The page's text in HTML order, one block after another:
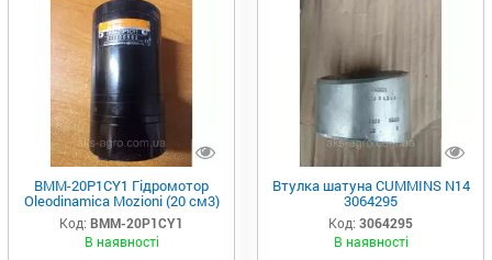
BMM-20P1CY1 Гідромотор
Oleodinamica Mozioni (20 см3)
Код: BMM-20P1CY1
В наявності
Втулка шатуна CUMMINS N14
3064295
Код: 3064295
В наявності